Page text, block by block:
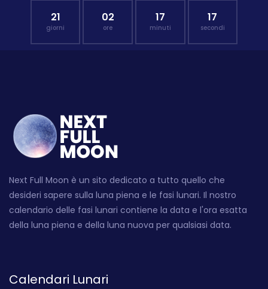
21
giorni
02
ore
17
minuti
16
secondi
Next Full Moon è un sito dedicato a tutto quello che
desideri sapere sulla luna piena e le fasi lunari. Il nostro
calendario delle fasi lunari contiene la data e l'ora esatta
della luna piena e della luna nuova per qualsiasi data.
Calendari Lunari